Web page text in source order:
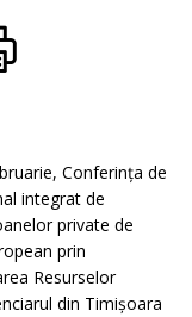
Conferința de
integrat de
private de
prin
Resurselor
din Timișoara